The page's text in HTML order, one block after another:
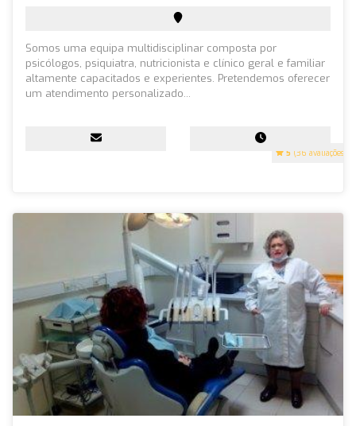
5 (36 avaliações)
Somos uma equipa multidisciplinar composta por
psicólogos, psiquiatra, nutricionista e clínico geral e familiar
altamente capacitados e experientes. Pretendemos oferecer
um atendimento personalizado...